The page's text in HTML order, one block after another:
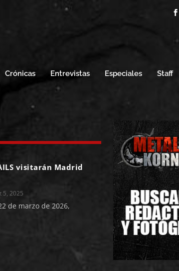
Crónicas Entrevistas Especiales Staff
visitarán Madrid
5, 2025
de marzo de 2026,